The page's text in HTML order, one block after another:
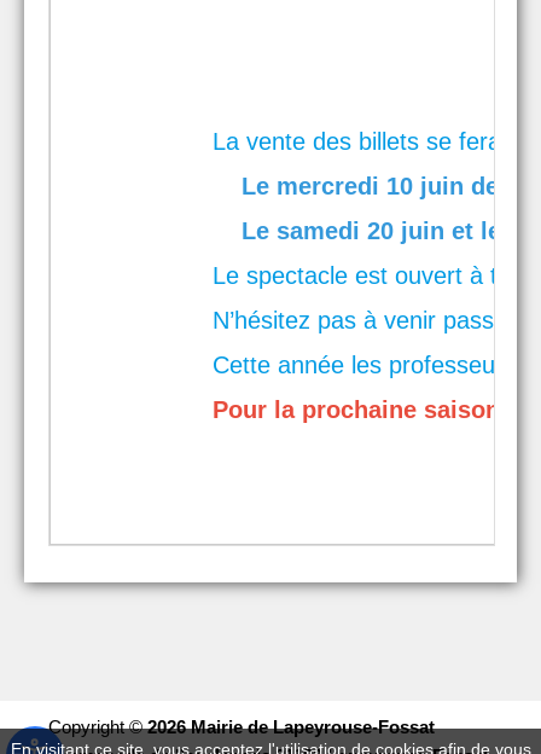
La vente des billets se fera
Le mercredi 10 juin de
Le samedi 20 juin et le
Le spectacle est ouvert à
N’hésitez pas à venir passer
Cette année les professeurs
Pour la prochaine saison,
Copyright ©2026 Mairie de Lapeyrouse-Fossat
En visitant ce site, vous acceptez l'utilisation de cookies afin de vous